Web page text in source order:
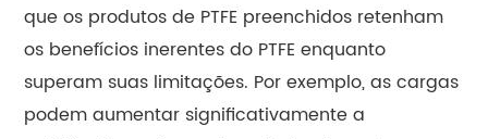
que os produtos de PTFE preenchidos retenham
os benefícios inerentes do PTFE enquanto
superam suas limitações. Por exemplo, as cargas
podem aumentar significativamente a